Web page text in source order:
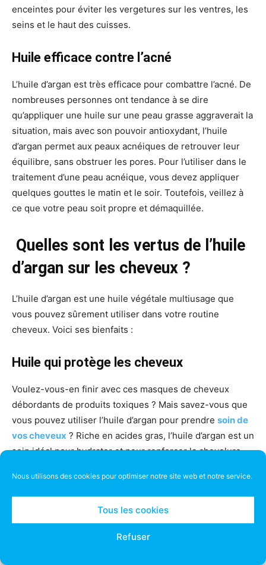
Nous utilisons des cookies pour optimiser notre site web et notre service.
Tous les cookies
Refuser
enceintes pour éviter les vergetures sur les ventres, les
seins et le haut des cuisses.
Huile efficace contre l’acné
L’huile d’argan est très efficace pour combattre l’acné. De
nombreuses personnes ont tendance à se dire
qu’appliquer une huile sur une peau grasse aggraverait la
situation, mais avec son pouvoir antioxydant, l’huile
d’argan permet aux peaux acnéiques de retrouver leur
équilibre, sans obstruer les pores. Pour l’utiliser dans le
traitement d’une peau acnéique, vous devez appliquer
quelques gouttes le matin et le soir. Toutefois, veillez à
ce que votre peau soit propre et démaquillée.
Quelles sont les vertus de l’huile
d’argan sur les cheveux ?
L’huile d’argan est une huile végétale multiusage que
vous pouvez sûrement utiliser dans votre routine
cheveux. Voici ses bienfaits :
Huile qui protège les cheveux
Voulez-vous-en finir avec ces masques de cheveux
débordants de produits toxiques ? Mais savez-vous que
vous pouvez utiliser l’huile d’argan pour prendre soin de
vos cheveux ? Riche en acides gras, l’huile d’argan est un
soin idéal pour hydrater et pour renforcer la chevelure
Elle s’utilise aussi à titre préventif, afin de gainer le
cheveu et de limiter l’impact des agents extérieurs sur la
agressions extérieures. En outre, elle réparera les